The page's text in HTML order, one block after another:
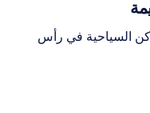
السياحية في رأس